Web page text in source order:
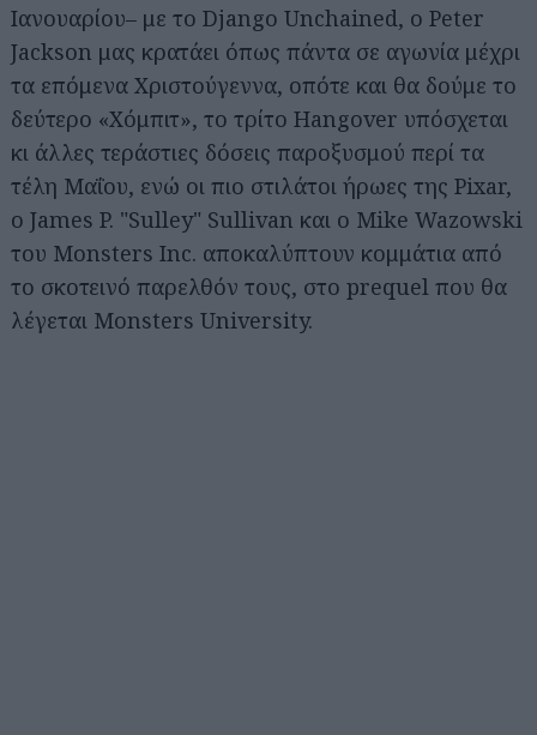
Ιανουαρίου– με το Django Unchained, ο Peter
Jackson μας κρατάει όπως πάντα σε αγωνία μέχρι
τα επόμενα Χριστούγεννα, οπότε και θα δούμε το
δεύτερο «Χόμπιτ», το τρίτο Hangover υπόσχεται
κι άλλες τεράστιες δόσεις παροξυσμού περί τα
τέλη Μαΐου, ενώ οι πιο στιλάτοι ήρωες της Pixar,
ο James P. "Sulley" Sullivan και ο Mike Wazowski
του Monsters Inc. αποκαλύπτουν κομμάτια από
το σκοτεινό παρελθόν τους, στο prequel που θα
λέγεται Monsters University.